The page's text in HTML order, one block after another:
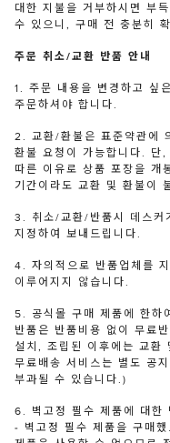
대한 지불을 거부하시면 부
수 있으니, 구매 전 충분히
주문 취소/교환 반품 안내
1. 주문 내용을 변경하고 싶
주문하셔야 합니다.
2. 교환/환불은 표준약관에
환불 요청이 가능합니다. 단
따른 이유로 상품 포장을 개
기간이라도 교환 및 환불이
3. 취소/교환/반품시 데스커
지정하여 보내드립니다.
4. 자의적으로 반품업체를
이루어지지 않습니다.
5. 공식몰 구매 제품에 한하
반품은 반품비용 없이 무료
설치, 조립된 이후에는 교환
무료배송 서비스는 별도 공
부과될 수 있습니다.)
6. 벽고정 필수 제품에 대한
- 벽고정 필수 제품을 구매